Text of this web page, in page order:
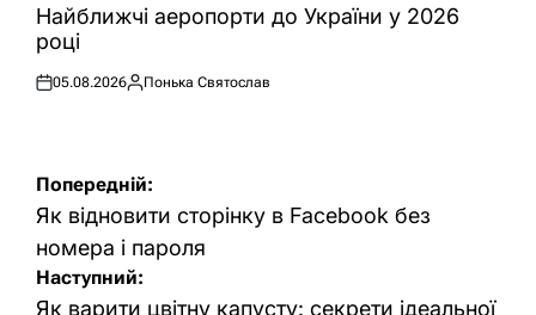
УНайближчі аеропорти до України у 2026
році
Оприлюднено
05.08.2026
Опубліковано
Понька Святослав
Навігація
записів
Попередній:
Як відновити сторінку в Facebook без
номера і пароля
Наступний:
Як варити цвітну капусту: секрети ідеальної